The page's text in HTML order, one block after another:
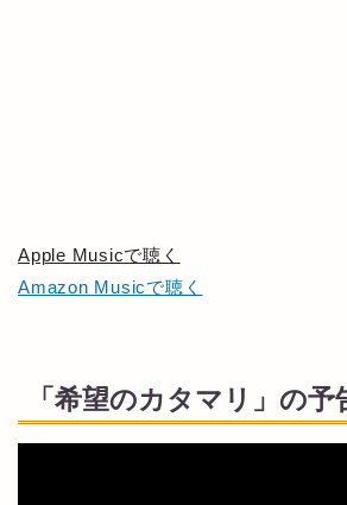
Apple Musicで聴く
Amazon Musicで聴く
「希望のカタマリ」の予